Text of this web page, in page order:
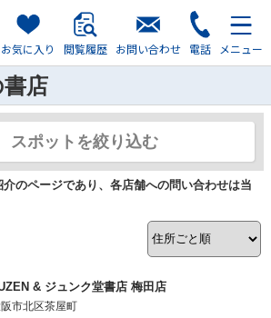
お気に入り 閲覧履歴 お問い合わせ 電話 メニュー
店
スポットを絞り込む
のページであり、各店舗への問い合わせは当
& ジュンク堂書店 梅田店
市北区茶屋町